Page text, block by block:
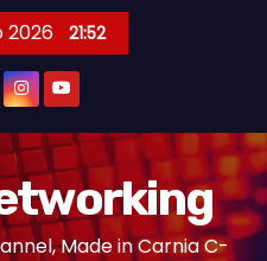
2026 21:52
Made in Carnia C-